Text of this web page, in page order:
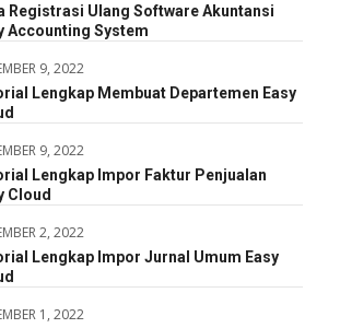
Registrasi Ulang Software Akuntansi
Accounting System
9, 2022
Lengkap Membuat Departemen Easy
9, 2022
Lengkap Impor Faktur Penjualan
Cloud
2, 2022
Lengkap Impor Jurnal Umum Easy
1, 2022